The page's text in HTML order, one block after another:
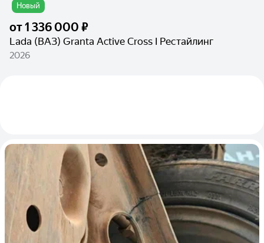
Новый
от1 336 000 ₽
Lada (ВАЗ) Granta Active Cross I Рестайлинг
2026